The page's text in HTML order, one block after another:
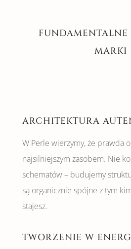
FUNDAMENTALNE
MARKI
ARCHITEKTURA
W Perle wierzymy, że prawda
najsilniejszym zasobem. Nie
schematów – budujemy
są organicznie spójne z tym
stajesz.
TWORZENIE W